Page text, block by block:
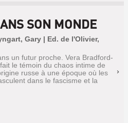
SON MONDE
Gary | Ed. de l'Olivier,
un futur proche. Vera Bradford-
le témoin du chaos intime de
russe à une époque où les
dans le fascisme et la